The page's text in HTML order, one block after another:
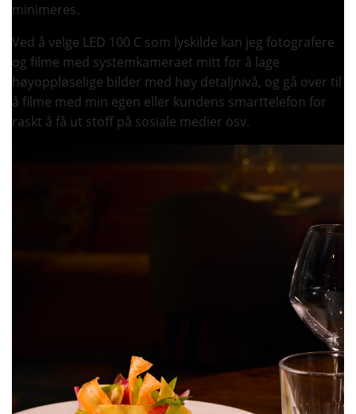
minimeres.
Ved å velge LED 100 C som lyskilde kan jeg fotografere
og filme med systemkameraet mitt for å lage
høyoppløselige bilder med høy detaljnivå, og gå over til
å filme med min egen eller kundens smarttelefon for
raskt å få ut stoff på sosiale medier osv.